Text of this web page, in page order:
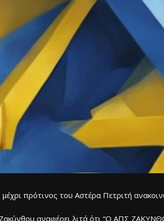
πρότινος του Αστέρα Πετριτή
Ζακύνθου αναφέρει λιτά ότι “Ο ΑΠΣ